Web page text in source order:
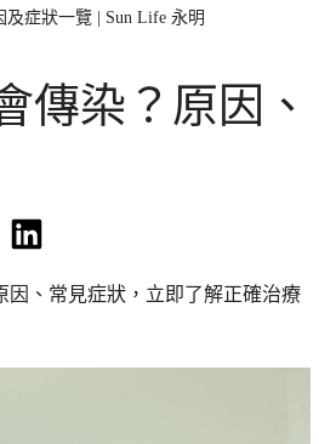
症狀一覽 | Sun Life 永明
傳染？原因、
、常見症狀，立即了解正確治療